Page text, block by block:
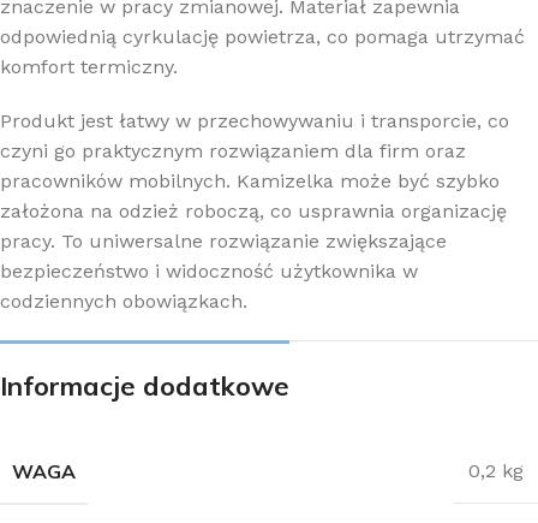
znaczenie w pracy zmianowej. Materiał zapewnia
odpowiednią cyrkulację powietrza, co pomaga utrzymać
komfort termiczny.
Produkt jest łatwy w przechowywaniu i transporcie, co
czyni go praktycznym rozwiązaniem dla firm oraz
pracowników mobilnych. Kamizelka może być szybko
założona na odzież roboczą, co usprawnia organizację
pracy. To uniwersalne rozwiązanie zwiększające
bezpieczeństwo i widoczność użytkownika w
codziennych obowiązkach.
Informacje dodatkowe
WAGA 0,2 kg